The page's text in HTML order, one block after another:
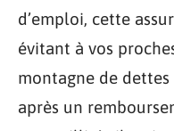
d’emploi, cette
évitant à vos
montagne de
après un